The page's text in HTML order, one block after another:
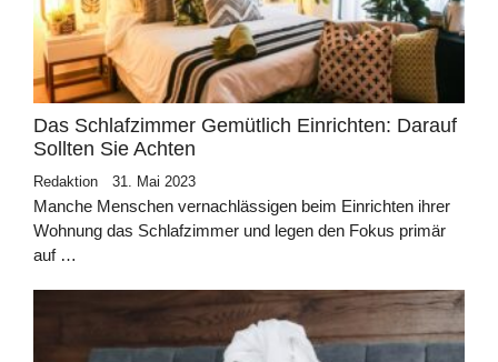
Das Schlafzimmer Gemütlich Einrichten: Darauf
Sollten Sie Achten
Redaktion 31. Mai 2023
Manche Menschen vernachlässigen beim Einrichten ihrer
Wohnung das Schlafzimmer und legen den Fokus primär
auf …